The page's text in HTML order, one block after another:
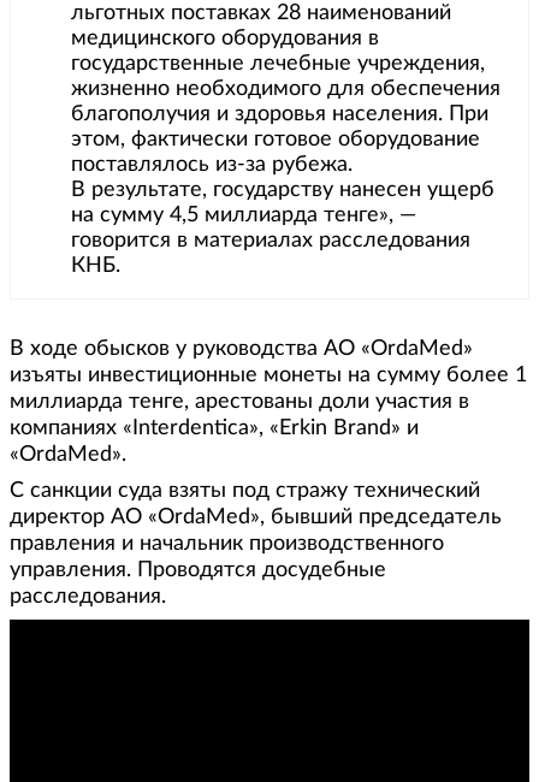
льготных поставках 28 наименований
медицинского оборудования в
государственные лечебные учреждения,
жизненно необходимого для обеспечения
благополучия и здоровья населения. При
этом, фактически готовое оборудование
поставлялось из-за рубежа.
В результате, государству нанесен ущерб
на сумму 4,5 миллиарда тенге», —
говорится в материалах расследования
КНБ.
В ходе обысков у руководства АО «OrdaMed»
изъяты инвестиционные монеты на сумму более 1
миллиарда тенге, арестованы доли участия в
компаниях «Interdentica», «Erkin Brand» и
«OrdaMed».
С санкции суда взяты под стражу технический
директор АО «OrdaMed», бывший председатель
правления и начальник производственного
управления. Проводятся досудебные
расследования.